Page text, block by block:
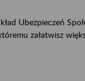
Ubezpieczeń
załatwisz